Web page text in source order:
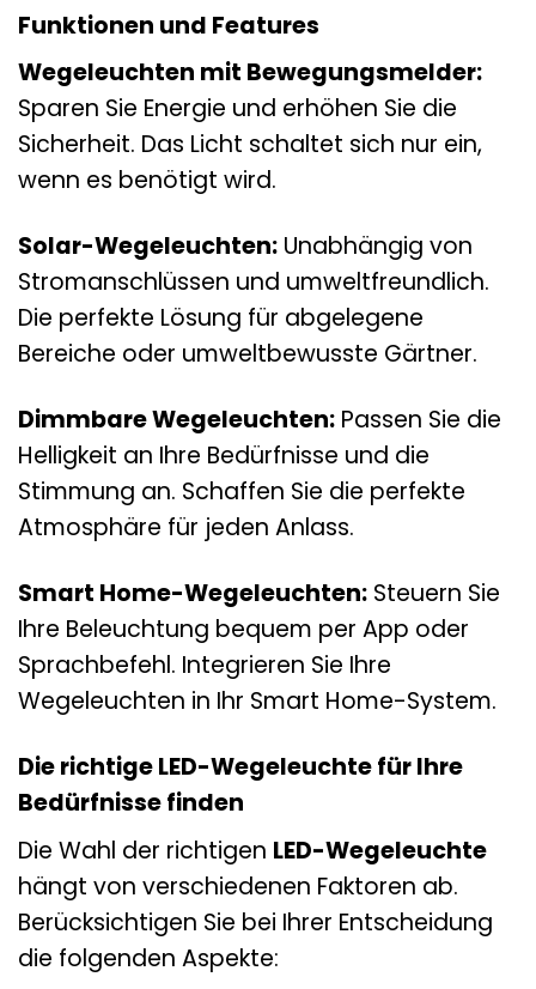
Funktionen und Features
Wegeleuchten mit Bewegungsmelder:
Sparen Sie Energie und erhöhen Sie die
Sicherheit. Das Licht schaltet sich nur ein,
wenn es benötigt wird.
Solar-Wegeleuchten: Unabhängig von
Stromanschlüssen und umweltfreundlich.
Die perfekte Lösung für abgelegene
Bereiche oder umweltbewusste Gärtner.
Dimmbare Wegeleuchten: Passen Sie die
Helligkeit an Ihre Bedürfnisse und die
Stimmung an. Schaffen Sie die perfekte
Atmosphäre für jeden Anlass.
Smart Home-Wegeleuchten: Steuern Sie
Ihre Beleuchtung bequem per App oder
Sprachbefehl. Integrieren Sie Ihre
Wegeleuchten in Ihr Smart Home-System.
Die richtige LED-Wegeleuchte für Ihre
Bedürfnisse finden
Die Wahl der richtigen LED-Wegeleuchte
hängt von verschiedenen Faktoren ab.
Berücksichtigen Sie bei Ihrer Entscheidung
die folgenden Aspekte: